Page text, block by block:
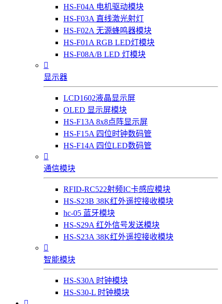
HS-F04A 电机驱动模块
HS-F03A 直线激光射灯
HS-F02A 无源蜂鸣器模块
HS-F01A RGB LED灯模块
HS-F08A/B LED 灯模块

显示器
LCD1602液晶显示屏
OLED 显示屏模块
HS-F13A 8x8点阵显示屏
HS-F15A 四位时钟数码管
HS-F14A 四位LED数码管

通信模块
RFID-RC522射频IC卡感应模块
HS-S23B 38K红外遥控接收模块
hc-05 蓝牙模块
HS-S29A 红外信号发送模块
HS-S23A 38K红外遥控接收模块

智能模块
HS-S30A 时钟模块
HS-S30-L 时钟模块